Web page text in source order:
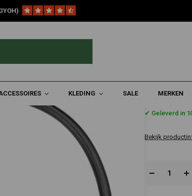
KLEDING SALE MERKEN
OEM Achter
€58,95
✔ Geleverd in
Bekijk